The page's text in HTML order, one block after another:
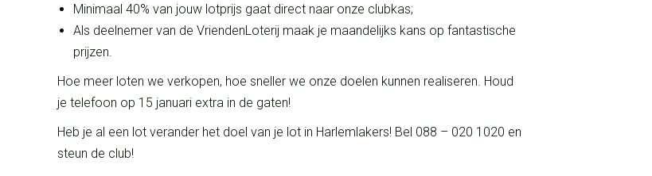
Minimaal 40% van jouw lotprijs gaat direct naar onze clubkas;
Als deelnemer van de VriendenLoterij maak je maandelijks kans op fantastische
prijzen.
Hoe meer loten we verkopen, hoe sneller we onze doelen kunnen realiseren. Houd
je telefoon op 15 januari extra in de gaten!
Heb je al een lot verander het doel van je lot in Harlemlakers! Bel 088 – 020 1020 en
steun de club!